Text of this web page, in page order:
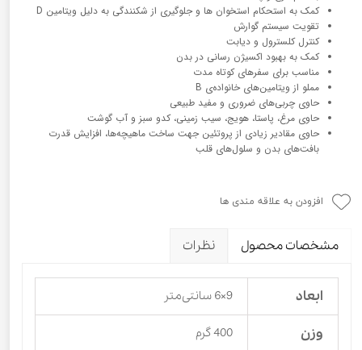
کمک به استحکام استخوان ها و جلوگیری از شکنندگی به دلیل ویتامین D
تقویت سیستم گوارش
کنترل کلسترول و دیابت
کمک به بهبود اکسیژن رسانی در بدن
مناسب برای سفرهای کوتاه مدت
مملو از ویتامین‌های خانواده‌ی B
حاوی چربی‌های ضروری و مفید طبیعی
حاوی مرغ، پاستا، هویج، سیب زمینی، کدو سبز و آب گوشت
حاوی مقادیر زیادی از پروتئین جهت ساخت ماهیچه‌ها، افزایش قدرت
بافت‌های بدن و سلول‌های قلب
افزودن به علاقه مندی ها
مشخصات محصول نظرات
ابعاد 9×6 سانتی‌متر
وزن 400 گرم